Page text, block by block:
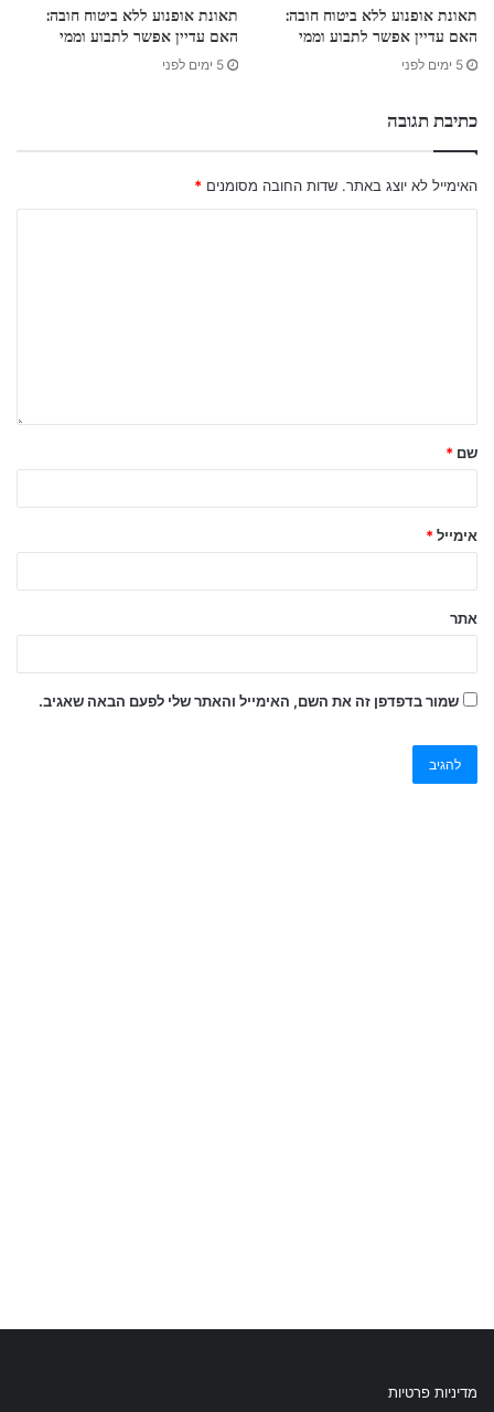
תאונת אופנוע ללא ביטוח חובה:
האם עדיין אפשר לתבוע וממי
5 ימים לפני
תאונת אופנוע ללא ביטוח חובה:
האם עדיין אפשר לתבוע וממי
5 ימים לפני
כתיבת תגובה
האימייל לא יוצג באתר. שדות החובה מסומנים *
שם *
אימייל *
אתר
שמור בדפדפן זה את השם, האימייל והאתר שלי לפעם הבאה שאגיב.
מדיניות פרטיות